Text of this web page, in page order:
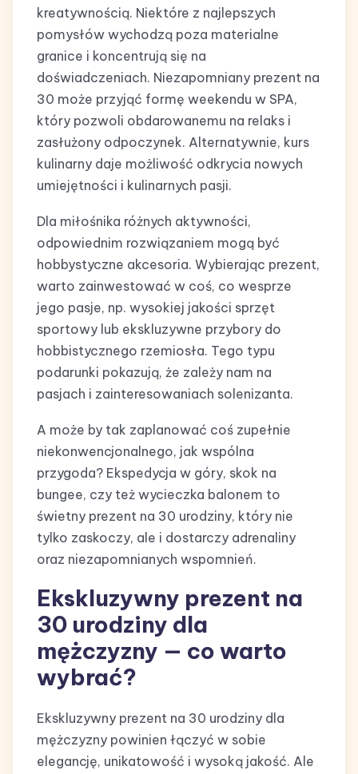
kreatywnością. Niektóre z najlepszych
pomysłów wychodzą poza materialne
granice i koncentrują się na
doświadczeniach. Niezapomniany prezent na
30 może przyjąć formę weekendu w SPA,
który pozwoli obdarowanemu na relaks i
zasłużony odpoczynek. Alternatywnie, kurs
kulinarny daje możliwość odkrycia nowych
umiejętności i kulinarnych pasji.
Dla miłośnika różnych aktywności,
odpowiednim rozwiązaniem mogą być
hobbystyczne akcesoria. Wybierając prezent,
warto zainwestować w coś, co wesprze
jego pasje, np. wysokiej jakości sprzęt
sportowy lub ekskluzywne przybory do
hobbistycznego rzemiosła. Tego typu
podarunki pokazują, że zależy nam na
pasjach i zainteresowaniach solenizanta.
A może by tak zaplanować coś zupełnie
niekonwencjonalnego, jak wspólna
przygoda? Ekspedycja w góry, skok na
bungee, czy też wycieczka balonem to
świetny prezent na 30 urodziny, który nie
tylko zaskoczy, ale i dostarczy adrenaliny
oraz niezapomnianych wspomnień.
Ekskluzywny prezent na
30 urodziny dla
mężczyzny — co warto
wybrać?
Ekskluzywny prezent na 30 urodziny dla
mężczyzny powinien łączyć w sobie
elegancję, unikatowość i wysoką jakość. Ale